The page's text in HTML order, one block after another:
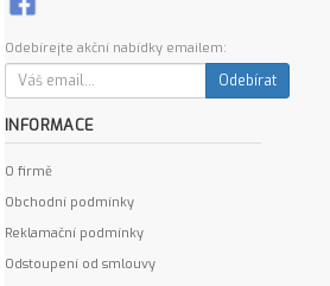
Odebírejte akční nabídky emailem:
Odebírat
INFORMACE
O firmě
Obchodní podmínky
Reklamační podmínky
Odstoupení od smlouvy